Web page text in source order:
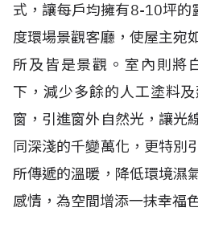
式，讓每戶均擁有8-10坪
度環場景觀客廳，使屋主宛
所及皆是景觀。室內則將
下，減少多餘的人工塗料
窗，引進窗外自然光，讓光
同深淺的千變萬化，更特別
所傳遞的溫暖，降低環境濕
感情，為空間增添一抹幸福